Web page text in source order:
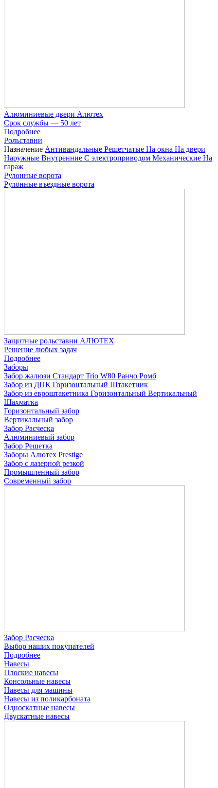
Алюминиевые двери Алютех
Срок службы — 50 лет
Подробнее
Рольставни
Назначение Антивандальные Решетчатые На окна На двери
Наружные Внутренние С электроприводом Механические На
гараж
Рулонные ворота
Рулонные въездные ворота
Защитные рольставни АЛЮТЕХ
Решение любых задач
Подробнее
Заборы
Забор жалюзи Стандарт Trio W80 Ранчо Ромб
Забор из ДПК Горизонтальный Штакетник
Забор из евроштакетника Горизонтальный Вертикальный
Шахматка
Горизонтальный забор
Вертикальный забор
Забор Расческа
Алюминиевый забор
Забор Решетка
Заборы Алютех Prestige
Забор с лазерной резкой
Промышленный забор
Современный забор
Забор Расческа
Выбор наших покупателей
Подробнее
Навесы
Плоские навесы
Консольные навесы
Навесы для машины
Навесы из поликарбоната
Односкатные навесы
Двускатные навесы